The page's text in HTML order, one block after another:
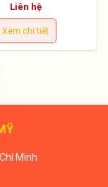
Liên hệ
Xem chi tiết
Minh